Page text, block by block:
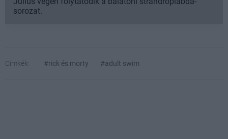
sorozat.
Címkék: #rick és morty #adult swim